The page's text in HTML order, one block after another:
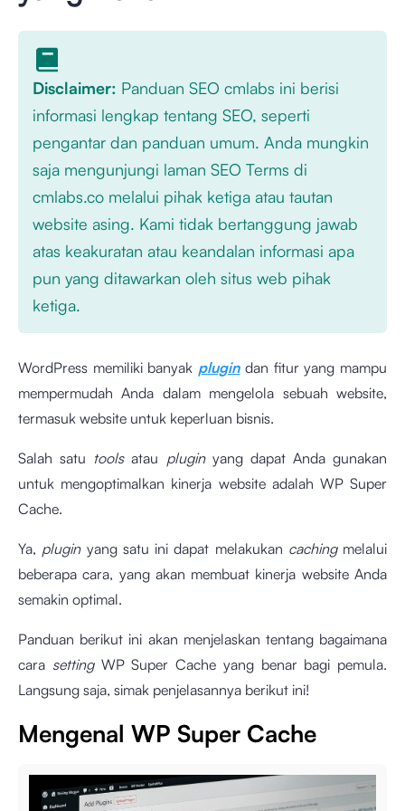
Disclaimer: Panduan SEO cmlabs ini berisi
informasi lengkap tentang SEO, seperti
pengantar dan panduan umum. Anda mungkin
saja mengunjungi laman SEO Terms di
cmlabs.co melalui pihak ketiga atau tautan
website asing. Kami tidak bertanggung jawab
atas keakuratan atau keandalan informasi apa
pun yang ditawarkan oleh situs web pihak
ketiga.
WordPress memiliki banyak plugindan fitur yang mampu
mempermudah Anda dalam mengelola sebuah website,
termasuk website untuk keperluan bisnis.
Salah satu toolsatau pluginyang dapat Anda gunakan
untuk mengoptimalkan kinerja website adalah WP Super
Cache.
Ya, pluginyang satu ini dapat melakukan cachingmelalui
beberapa cara, yang akan membuat kinerja website Anda
semakin optimal.
Panduan berikut ini akan menjelaskan tentang bagaimana
cara settingWP Super Cache yang benar bagi pemula.
Langsung saja, simak penjelasannya berikut ini!
Mengenal WP Super Cache